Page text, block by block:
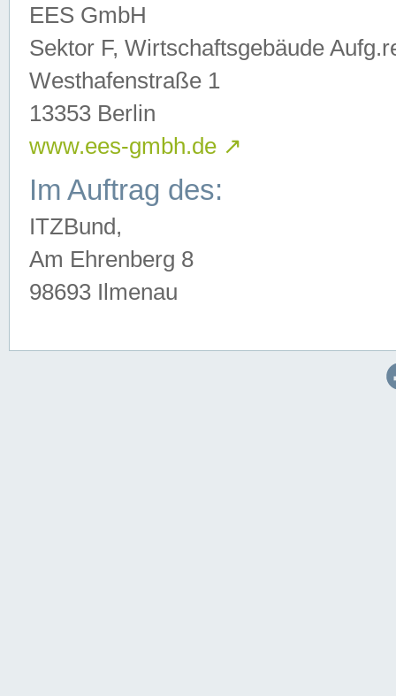
EES GmbH
Sektor F, Wirtschaftsgebäude
Westhafenstraße 1
13353 Berlin
www.ees-gmbh.de ↗
Im Auftrag des:
ITZBund,
Am Ehrenberg 8
98693 Ilmenau